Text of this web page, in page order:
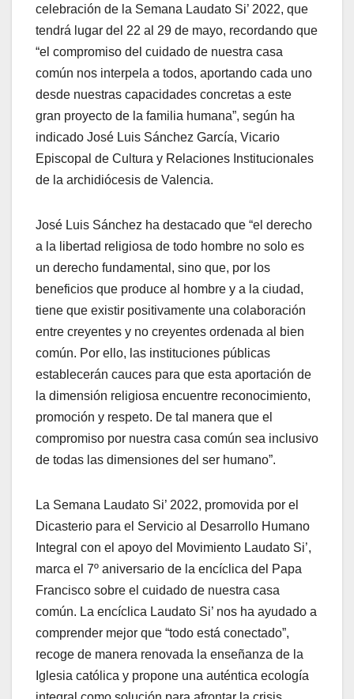
celebración de la Semana Laudato Si’ 2022, que
tendrá lugar del 22 al 29 de mayo, recordando que
“el compromiso del cuidado de nuestra casa
común nos interpela a todos, aportando cada uno
desde nuestras capacidades concretas a este
gran proyecto de la familia humana”, según ha
indicado José Luis Sánchez García, Vicario
Episcopal de Cultura y Relaciones Institucionales
de la archidiócesis de Valencia.
José Luis Sánchez ha destacado que “el derecho
a la libertad religiosa de todo hombre no solo es
un derecho fundamental, sino que, por los
beneficios que produce al hombre y a la ciudad,
tiene que existir positivamente una colaboración
entre creyentes y no creyentes ordenada al bien
común. Por ello, las instituciones públicas
establecerán cauces para que esta aportación de
la dimensión religiosa encuentre reconocimiento,
promoción y respeto. De tal manera que el
compromiso por nuestra casa común sea inclusivo
de todas las dimensiones del ser humano”.
La Semana Laudato Si’ 2022, promovida por el
Dicasterio para el Servicio al Desarrollo Humano
Integral con el apoyo del Movimiento Laudato Si’,
marca el 7º aniversario de la encíclica del Papa
Francisco sobre el cuidado de nuestra casa
común. La encíclica Laudato Si’ nos ha ayudado a
comprender mejor que “todo está conectado”,
recoge de manera renovada la enseñanza de la
Iglesia católica y propone una auténtica ecología